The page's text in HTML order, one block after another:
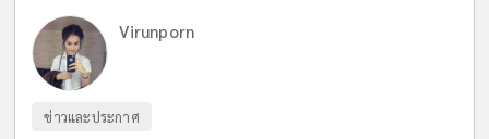
Virunporn
ข่าวและประกาศ